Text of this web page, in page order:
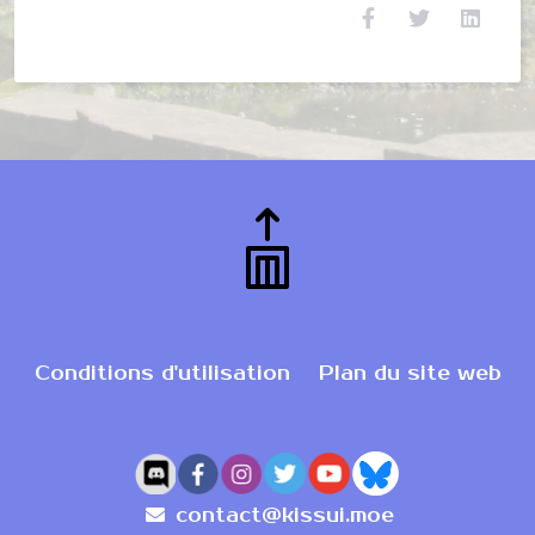
Conditions d'utilisation Plan du site web
contact@kissui.moe